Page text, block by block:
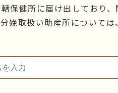
保健所に届け出しており
娩取扱い助産所について